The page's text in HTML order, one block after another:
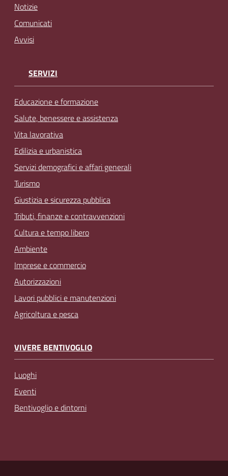
Notizie
Comunicati
Avvisi
SERVIZI
Educazione e formazione
Salute, benessere e assistenza
Vita lavorativa
Edilizia e urbanistica
Servizi demografici e affari generali
Turismo
Giustizia e sicurezza pubblica
Tributi, finanze e contravvenzioni
Cultura e tempo libero
Ambiente
Imprese e commercio
Autorizzazioni
Lavori pubblici e manutenzioni
Agricoltura e pesca
VIVERE BENTIVOGLIO
Luoghi
Eventi
Bentivoglio e dintorni